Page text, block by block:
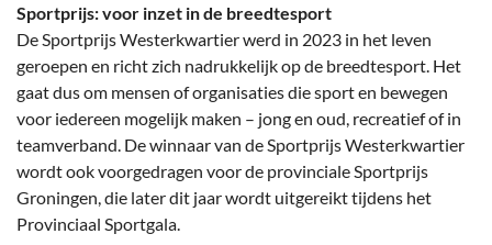
Sportprijs: voor inzet in de breedtesport
De Sportprijs Westerkwartier werd in 2023 in het leven
geroepen en richt zich nadrukkelijk op de breedtesport. Het
gaat dus om mensen of organisaties die sport en bewegen
voor iedereen mogelijk maken – jong en oud, recreatief of in
teamverband. De winnaar van de Sportprijs Westerkwartier
wordt ook voorgedragen voor de provinciale Sportprijs
Groningen, die later dit jaar wordt uitgereikt tijdens het
Provinciaal Sportgala.